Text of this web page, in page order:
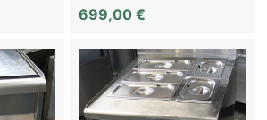
699,00€